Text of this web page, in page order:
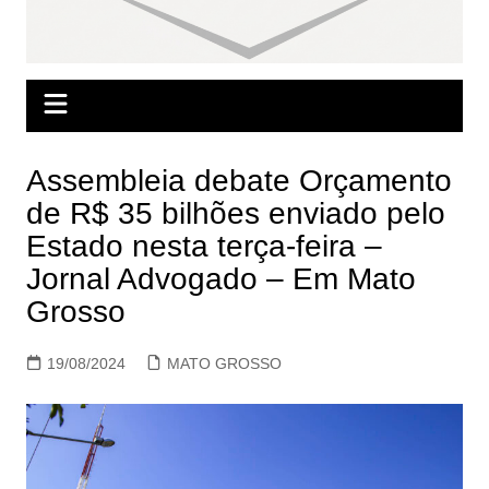
Assembleia debate Orçamento
de R$ 35 bilhões enviado pelo
Estado nesta terça-feira –
Jornal Advogado – Em Mato
Grosso
19/08/2024 MATO GROSSO